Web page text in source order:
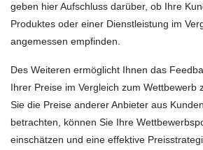
geben hier Aufschluss darüber, ob Ihre
Produktes oder einer Dienstleistung im
angemessen empfinden.
Des Weiteren ermöglicht Ihnen das
Ihrer Preise im Vergleich zum Wettbewerb
Sie die Preise anderer Anbieter aus
betrachten, können Sie Ihre
einschätzen und eine effektive